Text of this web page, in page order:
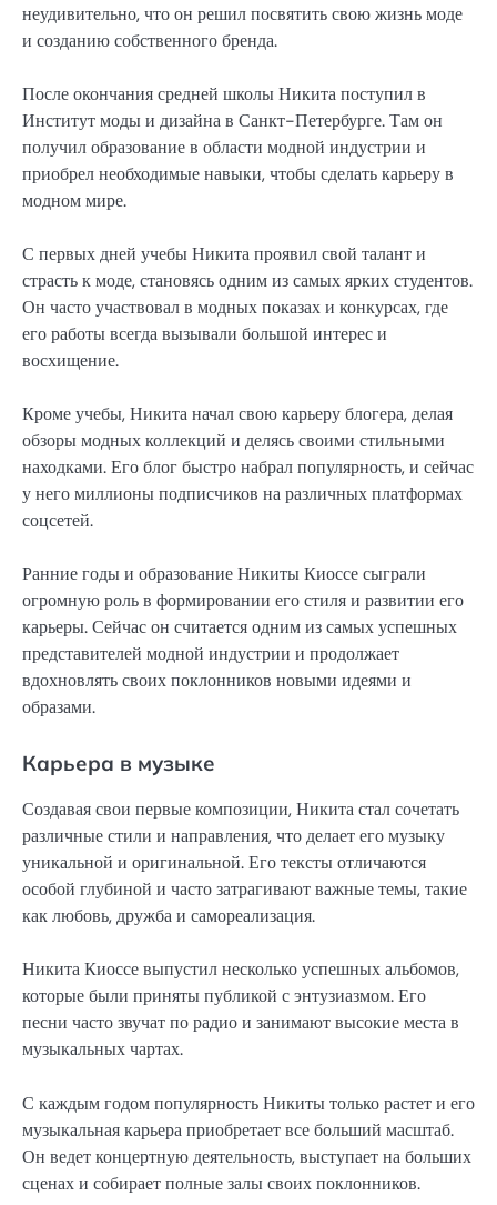
неудивительно, что он решил посвятить свою жизнь моде
и созданию собственного бренда.
После окончания средней школы Никита поступил в
Институт моды и дизайна в Санкт-Петербурге. Там он
получил образование в области модной индустрии и
приобрел необходимые навыки, чтобы сделать карьеру в
модном мире.
С первых дней учебы Никита проявил свой талант и
страсть к моде, становясь одним из самых ярких студентов.
Он часто участвовал в модных показах и конкурсах, где
его работы всегда вызывали большой интерес и
восхищение.
Кроме учебы, Никита начал свою карьеру блогера, делая
обзоры модных коллекций и делясь своими стильными
находками. Его блог быстро набрал популярность, и сейчас
у него миллионы подписчиков на различных платформах
соцсетей.
Ранние годы и образование Никиты Киоссе сыграли
огромную роль в формировании его стиля и развитии его
карьеры. Сейчас он считается одним из самых успешных
представителей модной индустрии и продолжает
вдохновлять своих поклонников новыми идеями и
образами.
Карьера в музыке
Создавая свои первые композиции, Никита стал сочетать
различные стили и направления, что делает его музыку
уникальной и оригинальной. Его тексты отличаются
особой глубиной и часто затрагивают важные темы, такие
как любовь, дружба и самореализация.
Никита Киоссе выпустил несколько успешных альбомов,
которые были приняты публикой с энтузиазмом. Его
песни часто звучат по радио и занимают высокие места в
музыкальных чартах.
С каждым годом популярность Никиты только растет и его
музыкальная карьера приобретает все больший масштаб.
Он ведет концертную деятельность, выступает на больших
сценах и собирает полные залы своих поклонников.